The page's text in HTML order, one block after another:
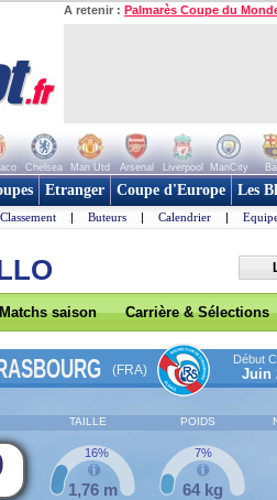
A retenir : Palmarès Coupe du
Chelsea Man Utd Arsenal Liverpool ManCity
Etranger Coupe d'Europe Les
| Buteurs | Calendrier |
saison Carrière & Sélections
(FRA)
Début
Juin
TAILLE POIDS
1,76 m
16%
64 kg
7%